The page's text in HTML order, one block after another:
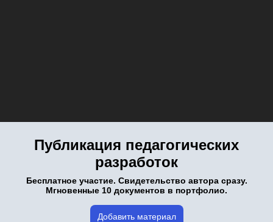
Публикация педагогических
разработок
Бесплатное участие. Свидетельство автора сразу.
Мгновенные 10 документов в портфолио.
Добавить материал